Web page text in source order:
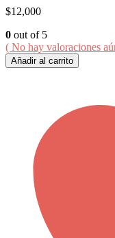
$12,000
0 out of 5
( No hay valoraciones
Añadir al carrito